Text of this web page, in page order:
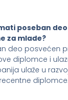
poseban
za mlade?
deo posvećen
diplomce i
ulaže u
diplomce.